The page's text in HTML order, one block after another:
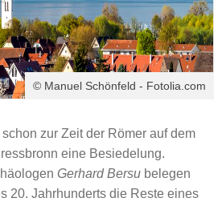
© Manuel Schönfeld - Fotolia.com
zur Zeit der Römer auf dem
eine Besiedelung.
Gerhard Bersu belegen
20. Jahrhunderts die Reste eines